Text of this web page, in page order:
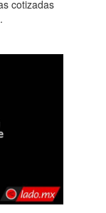
cotizadas